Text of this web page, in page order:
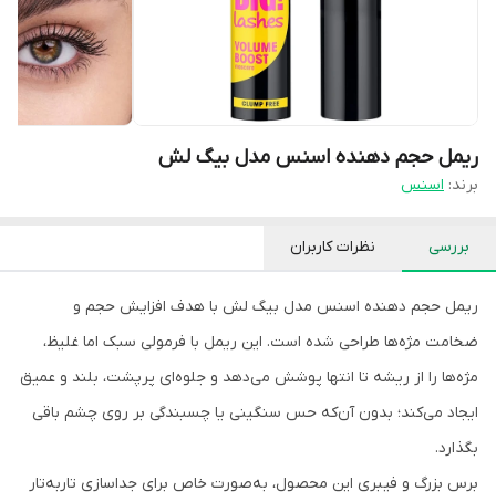
ریمل حجم دهنده اسنس مدل بیگ لش
برند: اسنس
بررسی نظرات کاربران
ریمل حجم دهنده اسنس مدل بیگ لش با هدف افزایش حجم و
ضخامت مژه‌ها طراحی شده است. این ریمل با فرمولی سبک اما غلیظ،
مژه‌ها را از ریشه تا انتها پوشش می‌دهد و جلوه‌ای پرپشت، بلند و عمیق
ایجاد می‌کند؛ بدون آن‌که حس سنگینی یا چسبندگی بر روی چشم باقی
بگذارد.
برس بزرگ و فیبری این محصول، به‌صورت خاص برای جداسازی تار‌به‌تار